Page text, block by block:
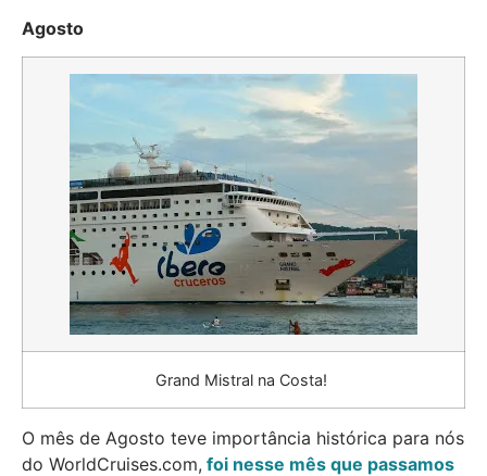
Agosto
Grand Mistral na Costa!
O mês de Agosto teve importância histórica para nós
do WorldCruises.com, foi nesse mês que passamos